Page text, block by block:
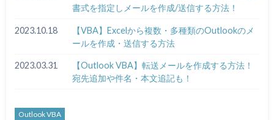
書式を指定しメールを作成/送信する方法！
2023.10.18
【VBA】Excelから複数・多種類のOutlookのメ
ールを作成・送信する方法
2023.03.31
【Outlook VBA】転送メールを作成する方法！
宛先追加や件名・本文追記も！
Outlook VBA